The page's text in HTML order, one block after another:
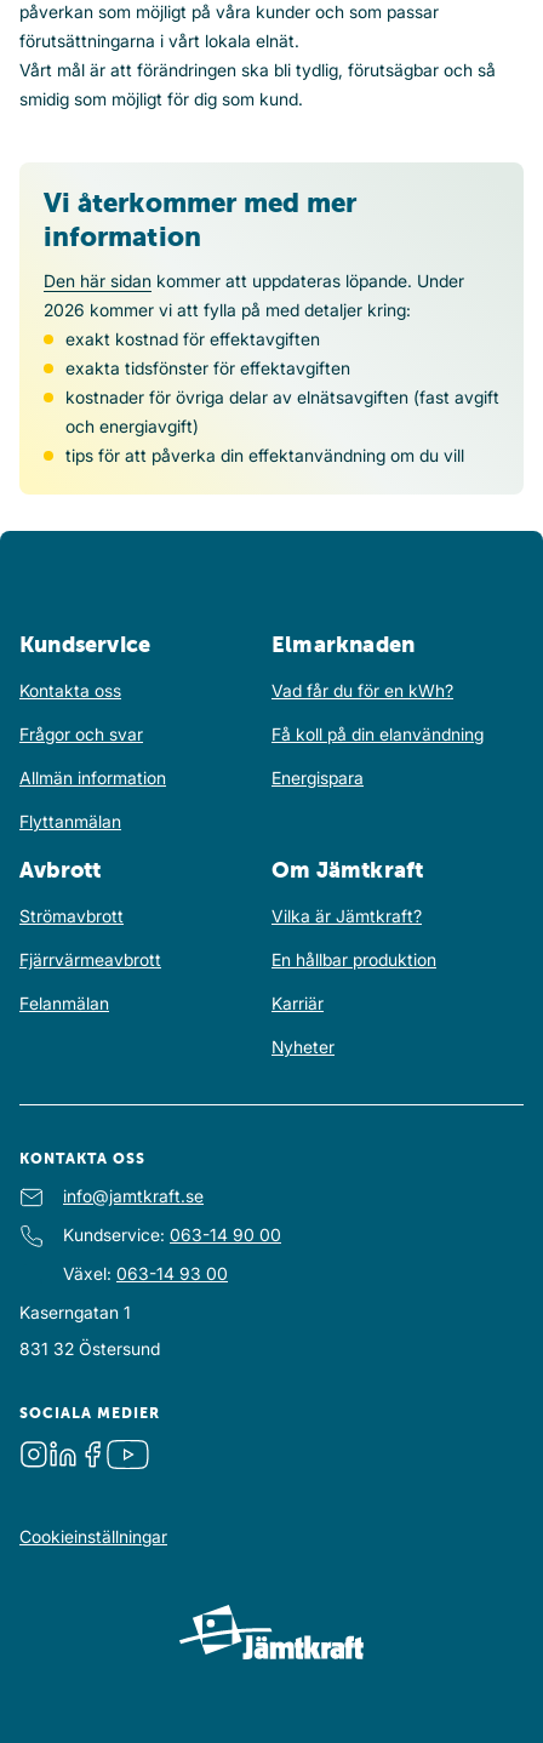
påverkan som möjligt på våra kunder och som passar
förutsättningarna i vårt lokala elnät.
Vårt mål är att förändringen ska bli tydlig, förutsägbar och så
smidig som möjligt för dig som kund.
Vi återkommer med mer
information
Den här sidan kommer att uppdateras löpande. Under
2026 kommer vi att fylla på med detaljer kring:
exakt kostnad för effektavgiften
exakta tidsfönster för effektavgiften
kostnader för övriga delar av elnätsavgiften (fast avgift
och energiavgift)
tips för att påverka din effektanvändning om du vill
Kundservice
Kontakta oss
Frågor och svar
Allmän information
Flyttanmälan
Elmarknaden
Vad får du för en kWh?
Få koll på din elanvändning
Energispara
Avbrott
Strömavbrott
Fjärrvärmeavbrott
Felanmälan
Om Jämtkraft
Vilka är Jämtkraft?
En hållbar produktion
Karriär
Nyheter
KONTAKTA OSS
E-post:
info@jamtkraft.se
Kundservice: 063-14 90 00
Växel: 063-14 93 00
Kaserngatan 1
831 32 Östersund
SOCIALA MEDIER
Cookieinställningar